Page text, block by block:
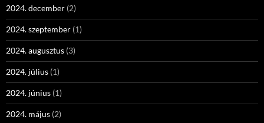
2024. december (2)
2024. szeptember (1)
2024. augusztus (3)
2024. július (1)
2024. június (1)
2024. május (2)